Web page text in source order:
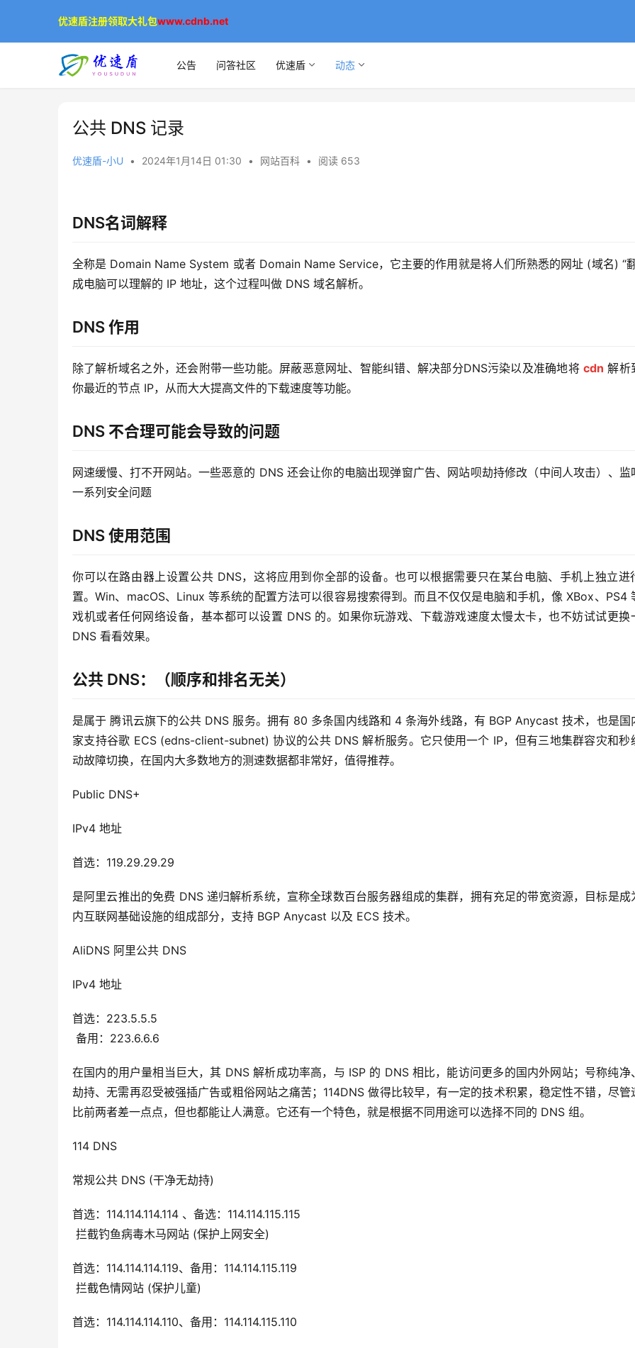
公告 问答社区 优速盾 动态
公共 DNS 记录
优速盾-小U • 2024年1月14日 01:30 • 网站百科 • 阅读 653
DNS名词解释
全称是 Domain Name System 或者 Domain Name Service，它主要的作用就是将人们所熟悉的网址 (域名) “
成电脑可以理解的 IP 地址，这个过程叫做 DNS 域名解析。
DNS 作用
除了解析域名之外，还会附带一些功能。屏蔽恶意网址、智能纠错、解决部分DNS污染以及准确地将 cdn 解析
你最近的节点 IP，从而大大提高文件的下载速度等功能。
DNS 不合理可能会导致的问题
网速缓慢、打不开网站。一些恶意的 DNS 还会让你的电脑出现弹窗广告、网站呗劫持修改（中间人攻击）、监
一系列安全问题
DNS 使用范围
你可以在路由器上设置公共 DNS，这将应用到你全部的设备。也可以根据需要只在某台电脑、手机上独立进
置。Win、macOS、Linux 等系统的配置方法可以很容易搜索得到。而且不仅仅是电脑和手机，像 XBox、PS4
戏机或者任何网络设备，基本都可以设置 DNS 的。如果你玩游戏、下载游戏速度太慢太卡，也不妨试试更换
DNS 看看效果。
公共 DNS：（顺序和排名无关）
是属于 腾讯云旗下的公共 DNS 服务。拥有 80 多条国内线路和 4 条海外线路，有 BGP Anycast 技术，也是国
家支持谷歌 ECS (edns-client-subnet) 协议的公共 DNS 解析服务。它只使用一个 IP，但有三地集群容灾和秒
动故障切换，在国内大多数地方的测速数据都非常好，值得推荐。
Public DNS+
IPv4 地址
首选：119.29.29.29
是阿里云推出的免费 DNS 递归解析系统，宣称全球数百台服务器组成的集群，拥有充足的带宽资源，目标是成
内互联网基础设施的组成部分，支持 BGP Anycast 以及 ECS 技术。
AliDNS 阿里公共 DNS
IPv4 地址
首选：223.5.5.5
备用：223.6.6.6
在国内的用户量相当巨大，其 DNS 解析成功率高，与 ISP 的 DNS 相比，能访问更多的国内外网站；号称纯净
劫持、无需再忍受被强插广告或粗俗网站之痛苦；114DNS 做得比较早，有一定的技术积累，稳定性不错，尽管
比前两者差一点点，但也都能让人满意。它还有一个特色，就是根据不同用途可以选择不同的 DNS 组。
114 DNS
常规公共 DNS (干净无劫持)
首选：114.114.114.114 、备选：114.114.115.115
拦截钓鱼病毒木马网站 (保护上网安全)
首选：114.114.114.119、备用：114.114.115.119
拦截色情网站 (保护儿童)
首选：114.114.114.110、备用：114.114.115.110
优速盾注册领取大礼包www.cdnb.net